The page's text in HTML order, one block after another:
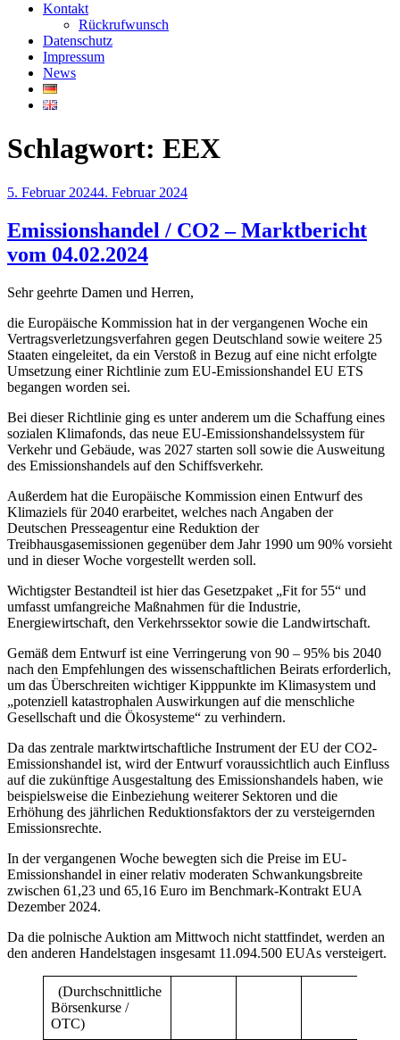
Kontakt
Rückrufwunsch
Datenschutz
Impressum
News
Schlagwort: EEX
Veröffentlicht
5. Februar 20244. Februar 2024
Emissionshandel / CO2 – Marktbericht
vom 04.02.2024
Sehr geehrte Damen und Herren,
die Europäische Kommission hat in der vergangenen Woche ein
Vertragsverletzungsverfahren gegen Deutschland sowie weitere 25
Staaten eingeleitet, da ein Verstoß in Bezug auf eine nicht erfolgte
Umsetzung einer Richtlinie zum EU-Emissionshandel EU ETS
begangen worden sei.
Bei dieser Richtlinie ging es unter anderem um die Schaffung eines
sozialen Klimafonds, das neue EU-Emissionshandelssystem für
Verkehr und Gebäude, was 2027 starten soll sowie die Ausweitung
des Emissionshandels auf den Schiffsverkehr.
Außerdem hat die Europäische Kommission einen Entwurf des
Klimaziels für 2040 erarbeitet, welches nach Angaben der
Deutschen Presseagentur eine Reduktion der
Treibhausgasemissionen gegenüber dem Jahr 1990 um 90% vorsieht
und in dieser Woche vorgestellt werden soll.
Wichtigster Bestandteil ist hier das Gesetzpaket „Fit for 55“ und
umfasst umfangreiche Maßnahmen für die Industrie,
Energiewirtschaft, den Verkehrssektor sowie die Landwirtschaft.
Gemäß dem Entwurf ist eine Verringerung von 90 – 95% bis 2040
nach den Empfehlungen des wissenschaftlichen Beirats erforderlich,
um das Überschreiten wichtiger Kipppunkte im Klimasystem und
„potenziell katastrophalen Auswirkungen auf die menschliche
Gesellschaft und die Ökosysteme“ zu verhindern.
Da das zentrale marktwirtschaftliche Instrument der EU der CO2-
Emissionshandel ist, wird der Entwurf voraussichtlich auch Einfluss
auf die zukünftige Ausgestaltung des Emissionshandels haben, wie
beispielsweise die Einbeziehung weiterer Sektoren und die
Erhöhung des jährlichen Reduktionsfaktors der zu versteigernden
Emissionsrechte.
In der vergangenen Woche bewegten sich die Preise im EU-
Emissionshandel in einer relativ moderaten Schwankungsbreite
zwischen 61,23 und 65,16 Euro im Benchmark-Kontrakt EUA
Dezember 2024.
Da die polnische Auktion am Mittwoch nicht stattfindet, werden an
den anderen Handelstagen insgesamt 11.094.500 EUAs versteigert.
(Durchschnittliche
Börsenkurse /
OTC)